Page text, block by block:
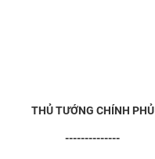
THỦ TƯỚNG CHÍNH PHỦ
--------------